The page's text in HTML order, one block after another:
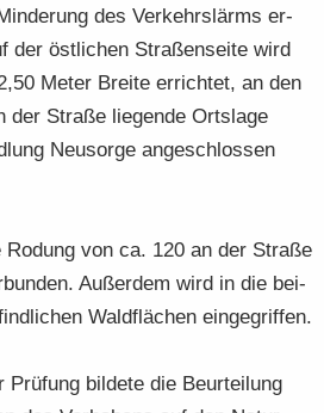
des Ver­kehrs­lärms er­
der öst­li­chen Stra­ßen­sei­te wird
Meter Brei­te er­rich­tet, an den
der Stra­ße lie­gen­de Orts­la­ge
Neu­sor­ge an­ge­schlos­sen
von ca. 120 an der Stra­ße
Au­ßer­dem wird in die bei­
Wald­flä­chen ein­ge­grif­fen.
Prü­fung bil­de­te die Be­ur­tei­lung